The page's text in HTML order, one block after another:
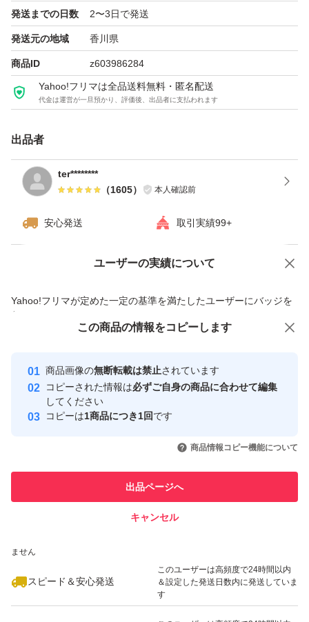
発送までの日数 2〜3日で発送
発送元の地域 香川県
商品ID z603986284
Yahoo!フリマは全品送料無料・匿名配送
代金は運営が一旦預かり、評価後、出品者に支払われます
出品者
ter********
（1605） 本人確認前
安心発送 取引実績99+
ユーザーの実績について
Yahoo!フリマが定めた一定の基準を満たしたユーザーにバッジを
付与しています
安心取引出品者
心・安全なユーザーです
取引実績
引を完了させた実績があります
での取引実績があります
ません
スピード＆安心発送
このユーザーは高頻度で24時間以内
＆設定した発送日数内に発送していま
す
価格の相談 商品への質問
この商品の情報をコピーします
商品画像の無断転載は禁止されています
コピーされた情報は必ずご自身の商品に合わせて編集
してください
コピーは1商品につき1回です
商品情報コピー機能について
出品ページへ
キャンセル
この商品をみている人にオススメ